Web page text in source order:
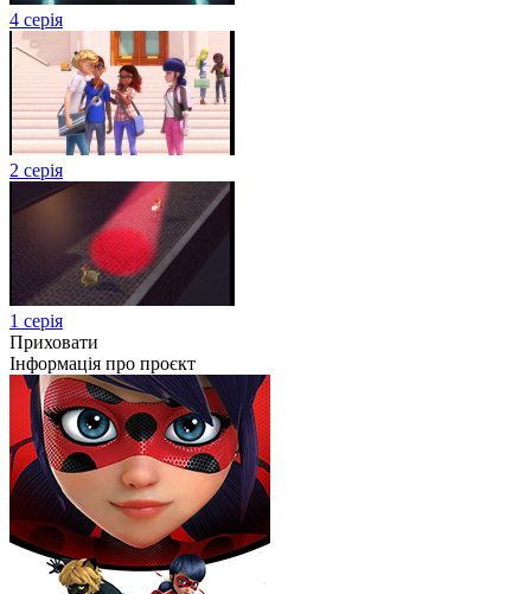
4 серія
2 серія
1 серія
Приховати
Інформація про проєкт